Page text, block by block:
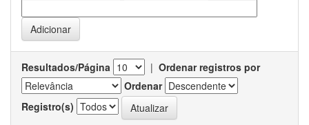
Resultados/Página | Ordenar registros por
Ordenar
Registro(s)